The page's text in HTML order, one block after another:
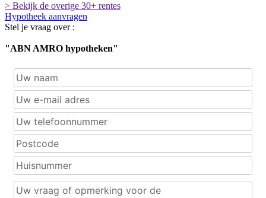
> Bekijk de overige 30+ rentes
Hypotheek aanvragen
Stel je vraag over :
"ABN AMRO hypotheken"